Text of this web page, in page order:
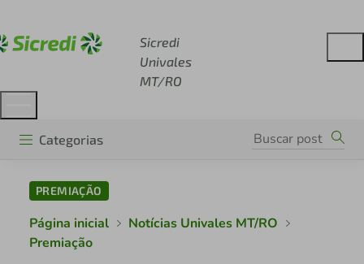
Sicredi
Univales
MT/RO
Categorias
PREMIAÇÃO
Página inicial
Notícias Univales MT/RO
Premiação